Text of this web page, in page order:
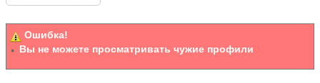
Ошибка!
Вы не можете просматривать чужие профили